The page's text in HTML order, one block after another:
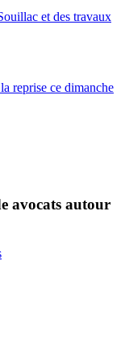
et des travaux
reprise ce dimanche
avocats autour